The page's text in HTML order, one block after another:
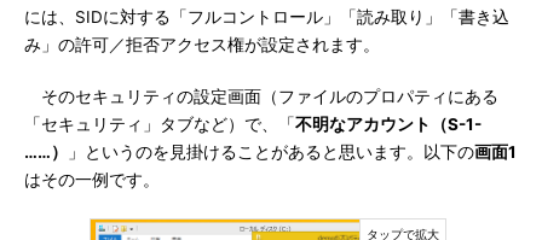
には、SIDに対する「フルコントロール」「読み取り」「書き込
み」の許可／拒否アクセス権が設定されます。
そのセキュリティの設定画面（ファイルのプロパティにある
「セキュリティ」タブなど）で、「不明なアカウント（S-1-
……）
」というのを見掛けることがあると思います。以下の画面1
はその一例です。